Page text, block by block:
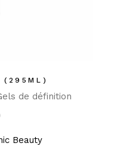
(295ML)
de définition
Beauty